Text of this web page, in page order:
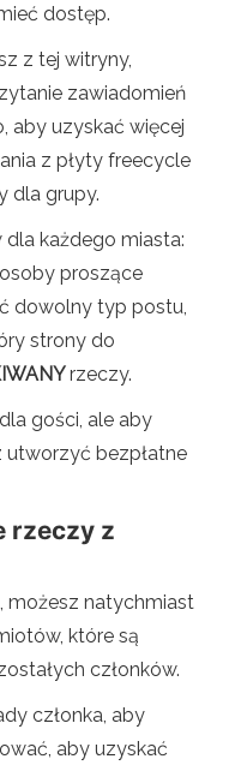
dostęp.
z tej witryny,
zawiadomień
aby uzyskać więcej
z płyty freecycle
dla grupy.
każdego miasta:
proszące
dowolny typ postu,
strony do
rzeczy.
gości, ale aby
bezpłatne
rzeczy z
możesz natychmiast
które są
członków.
członka, aby
aby uzyskać